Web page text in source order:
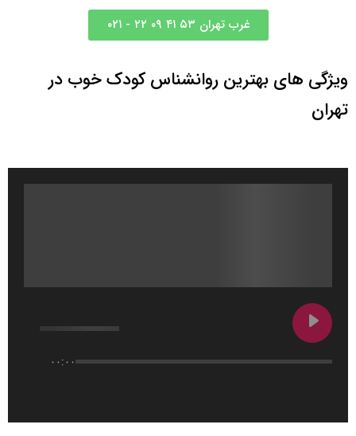
غرب تهران ۵۳ ۴۱ ۰۹ ۲۲ - ۰۲۱
ویژگی های بهترین روانشناس کودک خوب در
تهران
۰۰:۰۰